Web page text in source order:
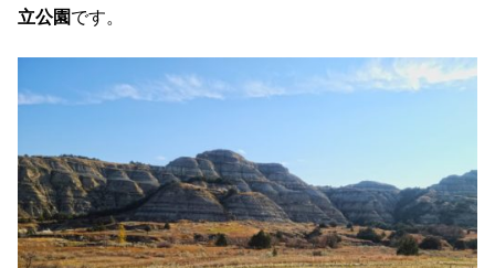
立公園です。